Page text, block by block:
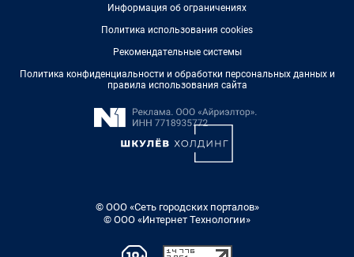
Информация об ограничениях
Политика использования cookies
Рекомендательные системы
Политика конфиденциальности и обработки персональных данных и
правила использования сайта
© ООО «Сеть городских порталов»
© ООО «Интернет Технологии»